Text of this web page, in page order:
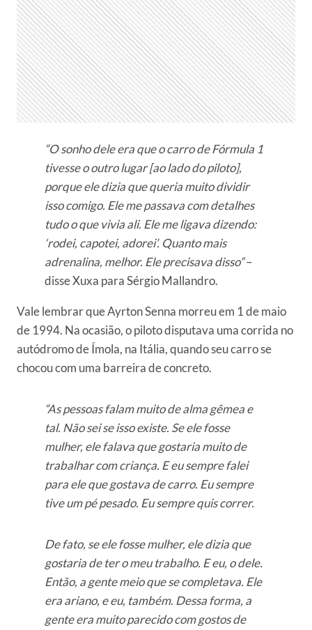
“O sonho dele era que o carro de Fórmula 1
tivesse o outro lugar [ao lado do piloto],
porque ele dizia que queria muito dividir
isso comigo. Ele me passava com detalhes
tudo o que vivia ali. Ele me ligava dizendo:
‘rodei, capotei, adorei’. Quanto mais
adrenalina, melhor. Ele precisava disso”–
disse Xuxa para Sérgio Mallandro.
Vale lembrar que Ayrton Senna morreu em 1 de maio
de 1994. Na ocasião, o piloto disputava uma corrida no
autódromo de Ímola, na Itália, quando seu carro se
chocou com uma barreira de concreto.
“As pessoas falam muito de alma gêmea e
tal. Não sei se isso existe. Se ele fosse
mulher, ele falava que gostaria muito de
trabalhar com criança. E eu sempre falei
para ele que gostava de carro. Eu sempre
tive um pé pesado. Eu sempre quis correr.
De fato, se ele fosse mulher, ele dizia que
gostaria de ter o meu trabalho. E eu, o dele.
Então, a gente meio que se completava. Ele
era ariano, e eu, também. Dessa forma, a
gente era muito parecido com gostos de